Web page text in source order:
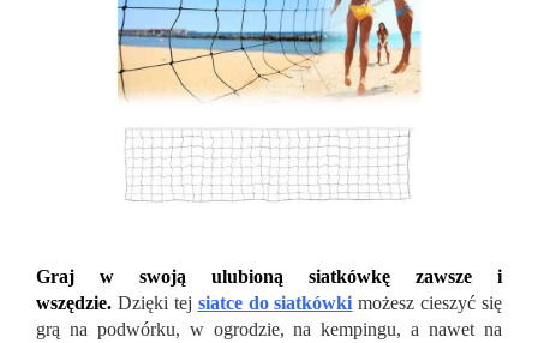
Graj w swoją ulubioną siatkówkę zawsze i
wszędzie. Dzięki tej siatce do siatkówki możesz cieszyć się
grą na podwórku, w ogrodzie, na kempingu, a nawet na